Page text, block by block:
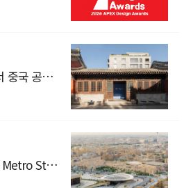
600년 사찰에서 중국 공예와 현대 패션을 직조한 ZARA x Fanglu Lin Pop-Up
Qasr AlHokm Metro Station, 구도심과 현대 공공 인프라의 접점을 제안하다